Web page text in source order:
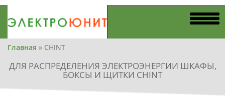
Вы
здесь
Главная » CHINT
ДЛЯ РАСПРЕДЕЛЕНИЯ ЭЛЕКТРОЭНЕРГИИ ШКАФЫ,
БОКСЫ И ЩИТКИ CHINT